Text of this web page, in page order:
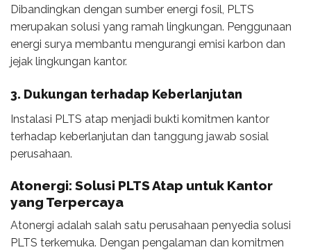
Dibandingkan dengan sumber energi fosil, PLTS
merupakan solusi yang ramah lingkungan. Penggunaan
energi surya membantu mengurangi emisi karbon dan
jejak lingkungan kantor.
3. Dukungan terhadap Keberlanjutan
Instalasi PLTS atap menjadi bukti komitmen kantor
terhadap keberlanjutan dan tanggung jawab sosial
perusahaan.
Atonergi: Solusi PLTS Atap untuk Kantor
yang Terpercaya
Atonergi adalah salah satu perusahaan penyedia solusi
PLTS terkemuka. Dengan pengalaman dan komitmen